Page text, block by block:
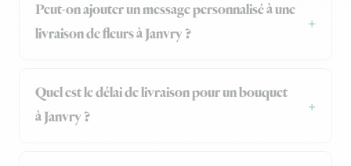
Peut-on ajouter un message personnalisé à une
livraison de fleurs à Janvry ?
Quel est le délai de livraison pour un bouquet
à Janvry ?